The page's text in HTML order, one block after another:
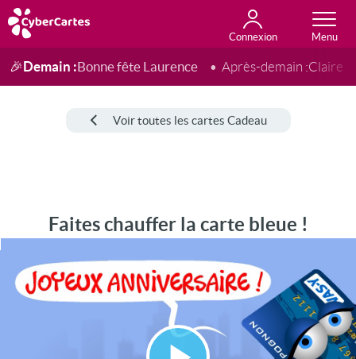
Connexion
Anniversaire
Fête du jour
Amour
Amitié
Merci
Toutes les cartes
🎉Demain :Bonne fête Laurence Après-demain :Claire
Voir toutes les cartes Cadeau
Faites chauffer la carte bleue !